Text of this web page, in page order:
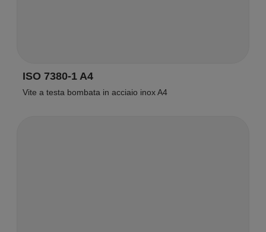
ISO 7380-1 A4
Vite a testa bombata in acciaio inox A4